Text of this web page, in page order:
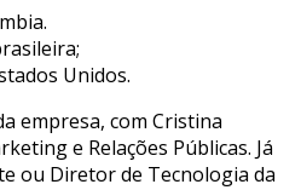
Unidos.
empresa, com Cristina
e Relações Públicas. Já
ou Diretor de Tecnologia da